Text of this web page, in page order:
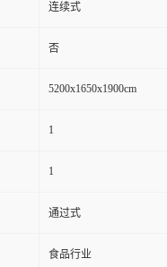
连续式
否
5200x1650x1900cm
1
1
通过式
食品行业